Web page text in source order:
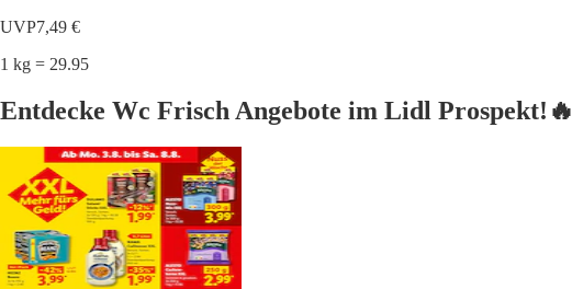
UVP7,49 €
1 kg = 29.95
Entdecke Wc Frisch Angebote im Lidl Prospekt!🔥